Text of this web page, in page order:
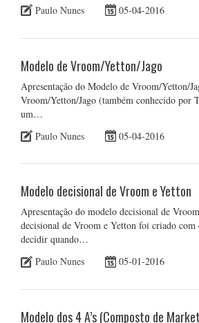
Paulo Nunes
05-04-2016
Modelo de Vroom/Yetton/Jago
Apresentação do Modelo de Vroom/Yetton/
Vroom/Yetton/Jago (também conhecido por
um…
Paulo Nunes
05-04-2016
Modelo decisional de Vroom e Yetton
Apresentação do modelo decisional de
decisional de Vroom e Yetton foi criado
decidir quando…
Paulo Nunes
05-01-2016
Modelo dos 4 A’s (Composto de